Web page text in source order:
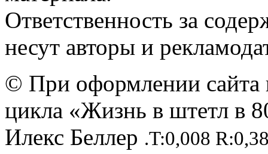
Ответственность за
несут авторы и
© При оформлении сайта
цикла «Жизнь в штетл в
Илекс Беллер .T:0,008